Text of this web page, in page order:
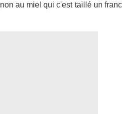
au miel qui c'est taillé un franc